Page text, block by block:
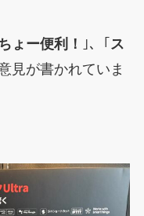
ょー便利！ ｣、｢ ス
見が書かれていま